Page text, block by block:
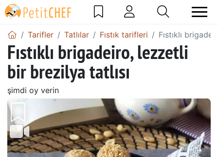
Tarifler Tatlılar Fıstık tarifleri Fıstıklı
Fıstıklı brigadeiro, lezzetli
bir brezilya tatlısı
şimdi oy verin